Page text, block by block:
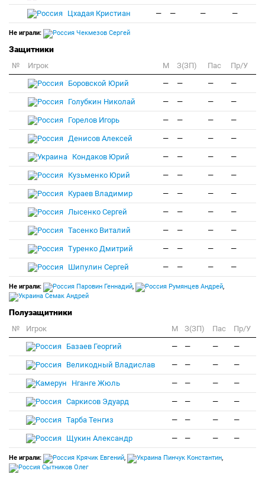
Цхадая Кристиан — — — —
Не играли: Чекмезов Сергей
Защитники
№ Игрок M З(ЗП) Пас
Пр/У
Боровской Юрий
— — — —
Голубкин Николай — — — —
Горелов Игорь — — — —
Денисов Алексей — — — —
Кондаков Юрий — — — —
Кузьменко Юрий — — — —
Кураев Владимир — — — —
Лысенко Сергей — — — —
Тасенко Виталий — — — —
Туренко Дмитрий — — — —
Шипулин Сергей — — — —
Не играли: Паровин Геннадий, Румянцев Андрей,
Семак Андрей
Полузащитники
№ Игрок M З(ЗП) Пас
Пр/У
Базаев Георгий
— — — —
Великодный Владислав — — — —
Нганге Жюль — — — —
Саркисов Эдуард — — — —
Тарба Тенгиз — — — —
Щукин Александр — — — —
Не играли: Крячик Евгений, Пинчук Константин,
Сытников Олег